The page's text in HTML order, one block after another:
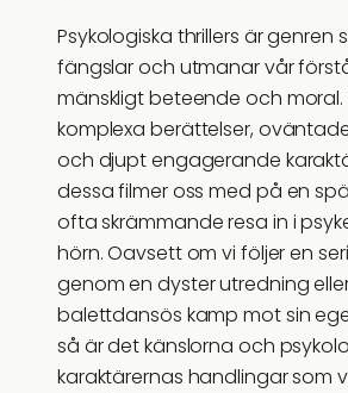
Psykologiska thrillers är genren
fängslar och utmanar vår
mänskligt beteende och moral.
komplexa berättelser,
och djupt engagerande
dessa filmer oss med på en
ofta skrämmande resa in i
hörn. Oavsett om vi följer en
genom en dyster utredning
balettdansös kamp mot sin
så är det känslorna och
karaktärernas handlingar som